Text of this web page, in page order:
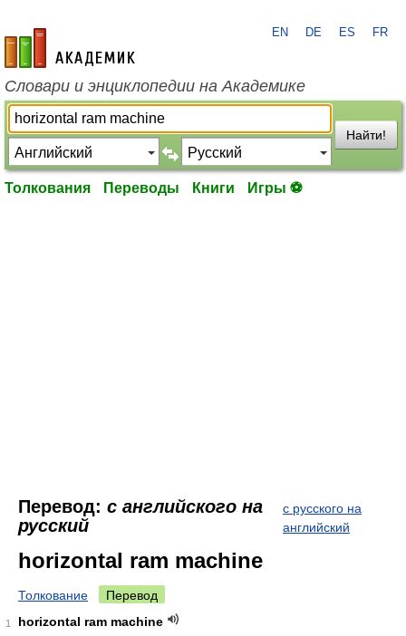
academic.ru
EN DE ES FR
Словари и энциклопедии на Академике
Найти!
Толкования Переводы Книги Игры ⚽
Перевод: с английского на
русский
с русского на
английский
horizontal ram machine
Толкование Перевод
1
horizontal ram machine